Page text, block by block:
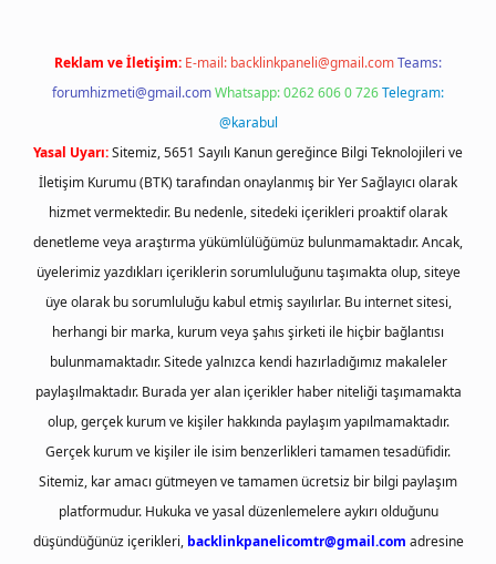
Reklam ve İletişim: E-mail: backlinkpaneli@gmail.comTeams:
forumhizmeti@gmail.comWhatsapp: 0262 606 0 726Telegram:
@karabul
Yasal Uyarı:Sitemiz, 5651 Sayılı Kanun gereğince Bilgi Teknolojileri ve
İletişim Kurumu (BTK) tarafından onaylanmış bir Yer Sağlayıcı olarak
hizmet vermektedir. Bu nedenle, sitedeki içerikleri proaktif olarak
denetleme veya araştırma yükümlülüğümüz bulunmamaktadır. Ancak,
üyelerimiz yazdıkları içeriklerin sorumluluğunu taşımakta olup, siteye
üye olarak bu sorumluluğu kabul etmiş sayılırlar. Bu internet sitesi,
herhangi bir marka, kurum veya şahıs şirketi ile hiçbir bağlantısı
bulunmamaktadır. Sitede yalnızca kendi hazırladığımız makaleler
paylaşılmaktadır. Burada yer alan içerikler haber niteliği taşımamakta
olup, gerçek kurum ve kişiler hakkında paylaşım yapılmamaktadır.
Gerçek kurum ve kişiler ile isim benzerlikleri tamamen tesadüfidir.
Sitemiz, kar amacı gütmeyen ve tamamen ücretsiz bir bilgi paylaşım
platformudur. Hukuka ve yasal düzenlemelere aykırı olduğunu
düşündüğünüz içerikleri, backlinkpanelicomtr@gmail.com adresine